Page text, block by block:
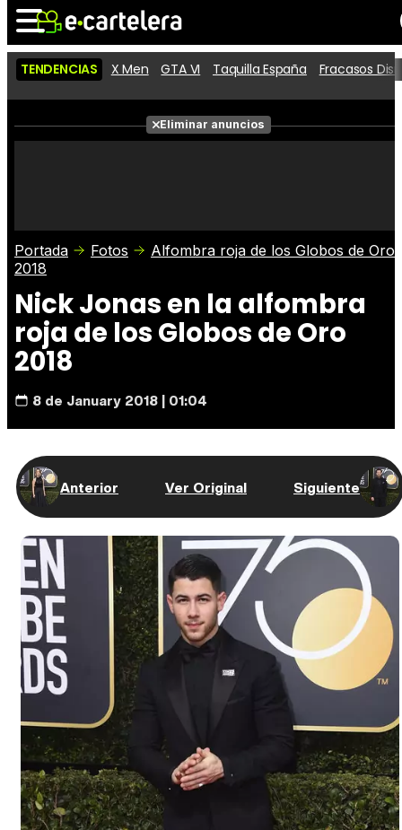
Noticias Cartelera
Películas
Críticas
Entradas
TENDENCIAS X Men GTA VI Taquilla España Fracasos
Eliminar anuncios
Portada Fotos
Alfombra roja de los Globos de Oro
2018
Nick Jonas en la alfombra
roja de los Globos de Oro
2018
8 de January 2018 | 01:04
Anterior Ver Original Siguiente